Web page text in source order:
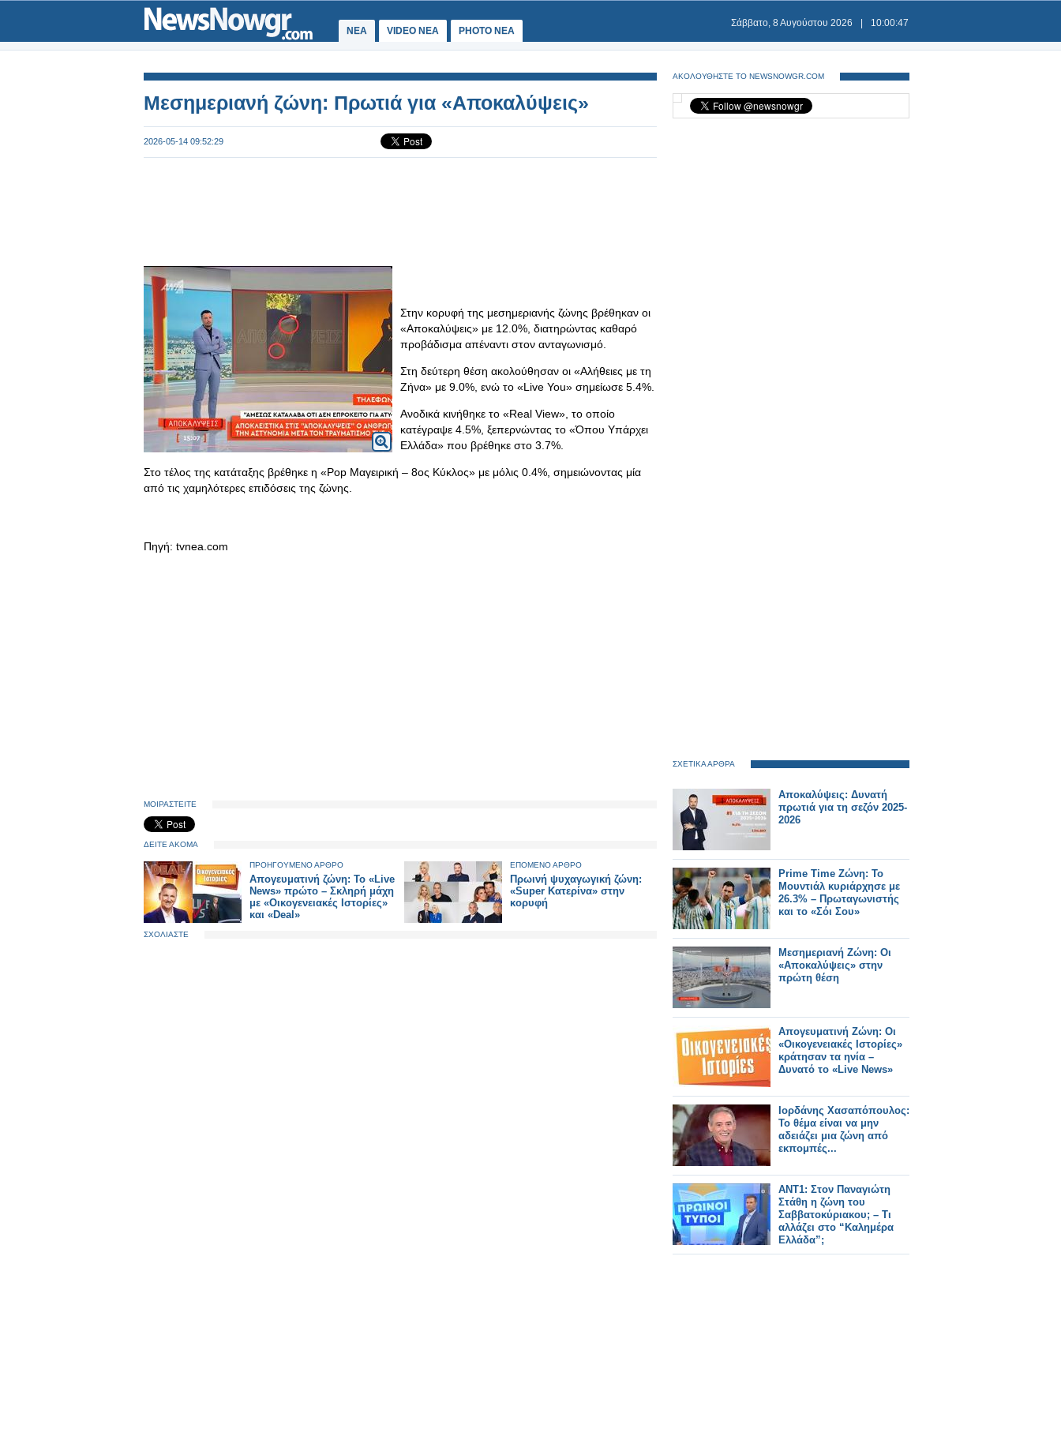
ΝΕΑ VIDEO NEA PHOTO NEA
Σάββατο, 8 Αυγούστου 2026 10:00:48
Μεσημεριανή ζώνη: Πρωτιά για «Αποκαλύψεις»
2026-05-14 09:52:29
Στην κορυφή της μεσημεριανής ζώνης βρέθηκαν οι
«Αποκαλύψεις» με 12.0%, διατηρώντας καθαρό
προβάδισμα απέναντι στον ανταγωνισμό.
Στη δεύτερη θέση ακολούθησαν οι «Αλήθειες με τη
Ζήνα» με 9.0%, ενώ το «Live You» σημείωσε 5.4%.
Ανοδικά κινήθηκε το «Real View», το οποίο
κατέγραψε 4.5%, ξεπερνώντας το «Όπου Υπάρχει
Ελλάδα» που βρέθηκε στο 3.7%.
Στο τέλος της κατάταξης βρέθηκε η «Pop Μαγειρική – 8ος Κύκλος» με μόλις 0.4%, σημειώνοντας μία
από τις χαμηλότερες επιδόσεις της ζώνης.
Πηγή: tvnea.com
ΜΟΙΡΑΣΤΕΙΤΕ
ΔΕΙΤΕ ΑΚΟΜΑ
ΠΡΟΗΓΟΥΜΕΝΟ ΑΡΘΡΟ
Απογευματινή ζώνη: Το «Live
News» πρώτο – Σκληρή μάχη
με «Οικογενειακές Ιστορίες»
και «Deal»
ΕΠΟΜΕΝΟ ΑΡΘΡΟ
Πρωινή ψυχαγωγική ζώνη:
«Super Κατερίνα» στην
κορυφή
ΣΧΟΛΙΑΣΤΕ
ΑΚΟΛΟΥΘΗΣΤΕ ΤΟ NEWSNOWGR.COM
ΣΧΕΤΙΚΑ ΑΡΘΡΑ
Αποκαλύψεις: Δυνατή
πρωτιά για τη σεζόν 2025-
2026
Prime Time Ζώνη: Το
Μουντιάλ κυριάρχησε με
26.3% – Πρωταγωνιστής
και το «Σόι Σου»
Μεσημεριανή Ζώνη: Οι
«Αποκαλύψεις» στην
πρώτη θέση
Απογευματινή Ζώνη: Οι
«Οικογενειακές Ιστορίες»
κράτησαν τα ηνία –
Δυνατό το «Live News»
Ιορδάνης Χασαπόπουλος:
Το θέμα είναι να μην
αδειάζει μια ζώνη από
εκπομπές...
ANT1: Στον Παναγιώτη
Στάθη η ζώνη του
Σαββατοκύριακου; – Τι
αλλάζει στο “Καλημέρα
Ελλάδα”;